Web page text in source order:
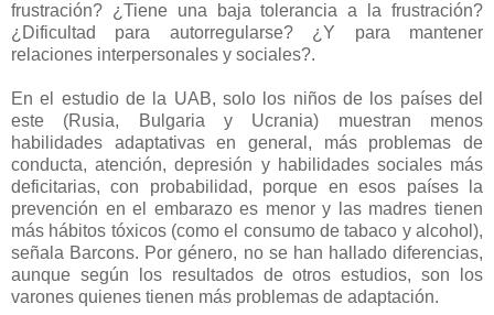
frustración? ¿Tiene una baja tolerancia a la frustración?
¿Dificultad para autorregularse? ¿Y para mantener
relaciones interpersonales y sociales?.
En el estudio de la UAB, solo los niños de los países del
este (Rusia, Bulgaria y Ucrania) muestran menos
habilidades adaptativas en general, más problemas de
conducta, atención, depresión y habilidades sociales más
deficitarias, con probabilidad, porque en esos países la
prevención en el embarazo es menor y las madres tienen
más hábitos tóxicos (como el consumo de tabaco y alcohol),
señala Barcons. Por género, no se han hallado diferencias,
aunque según los resultados de otros estudios, son los
varones quienes tienen más problemas de adaptación.